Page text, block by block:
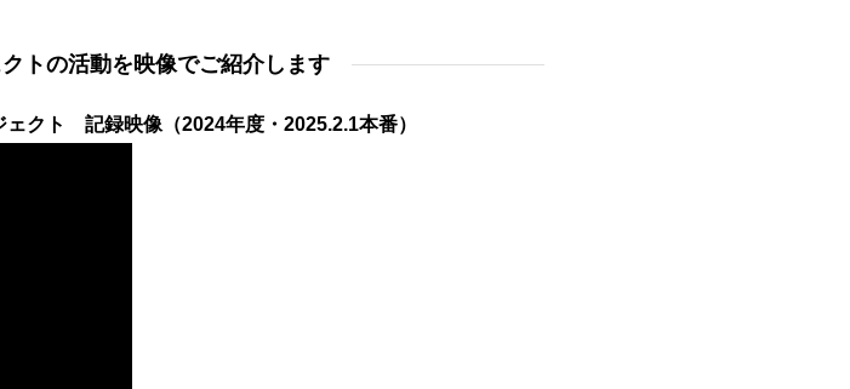
トの活動を映像でご紹介します
クト 記録映像（2024年度・2025.2.1本番）